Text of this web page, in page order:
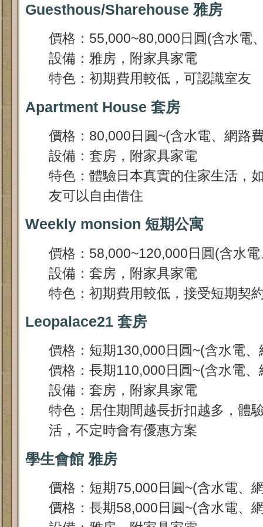
Guesthous/Sharehouse 雅房
價格：55,000~80,000日圓(含水電
設備：雅房，附家具家電
特色：初期費用較低，可認識室友
Apartment House 套房
價格：80,000日圓~(含水電、網路
設備：套房，附家具家電
特色：體驗日本真實的住家生活，
友可以自由借住
Weekly monsion 短期公寓
價格：58,000~120,000日圓(含水
設備：套房，附家具家電
特色：初期費用較低，接受短期契
Leopalace21 套房
價格：短期130,000日圓~(含水電、
價格：長期110,000日圓~(含水電、
設備：套房，附家具家電
特色：居住期間越長折扣越多，體
活，不定時會有優惠方案
學生會館 雅房
價格：短期75,000日圓~(含水電、
價格：長期58,000日圓~(含水電、